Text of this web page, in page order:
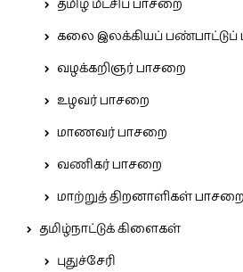
தமிழ் மீட்சிப் பாசறை
கலை இலக்கியப் பண்பாட்டுப்
வழக்கறிஞர் பாசறை
உழவர் பாசறை
மாணவர் பாசறை
வணிகர் பாசறை
மாற்றுத் திறனாளிகள் பாசறை
தமிழ்நாட்டுக் கிளைகள்
புதுச்சேரி